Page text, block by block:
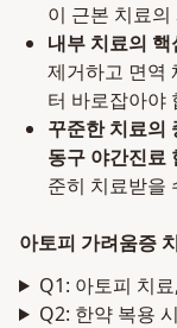
이 근본 치료
내부 치료의
제거하고 면역
터 바로잡아야
꾸준한 치료의
동구 야간진료
준히 치료받을
아토피 가려움증
Q1: 아토피 치
Q2: 한약 복용